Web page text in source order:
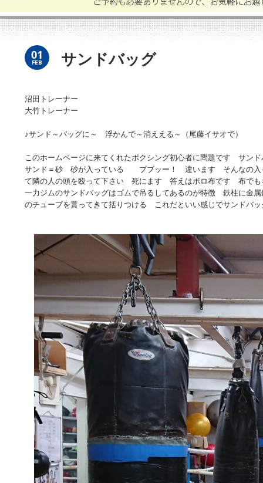
01
FEB サンドバッグ
沼田トレーナー
大竹トレーナー
♪サンド～バッグに～ 浮かんで～消ええる～（尾藤イサオで）
このホームページに来てくれたボクシング初心者に問題です サン
サンド＝砂 砂が入っている ブブッー！ 違います そんなの入っ
て隣の人の頭を殴って下さい 死にます 答えはボロ布です 布で
一力ジムのサンドバッグはゴムで吊るしてあるのが特徴 鉄柱に金
のチューブを貰ってきて括りつける これだといい感じでサンド